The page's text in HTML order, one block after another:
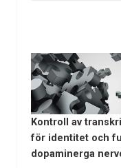
Kontroll av
för identitet och
dopaminerga